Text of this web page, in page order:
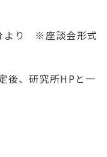
より ※座談会形式
、研究所HP と一